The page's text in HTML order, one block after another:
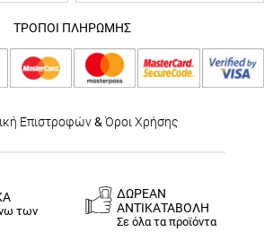
ΤΡΟΠΟΙ ΠΛΗΡΩΜΗΣ
Επιστροφών& Όροι Χρήσης
των
ΔΩΡΕΑΝ
ΑΝΤΙΚΑΤΑΒΟΛΗ
Σε όλα τα προϊόντα